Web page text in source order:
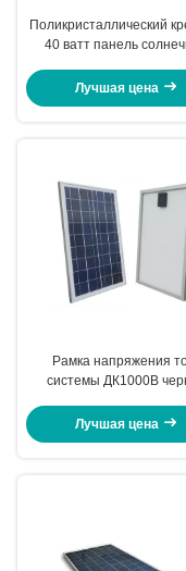
Поликристаллический
40 ватт панель
соответствующая для
Лучшая цена
Рамка напряжения
системы ДК1000В
максимальная
Лучшая цена